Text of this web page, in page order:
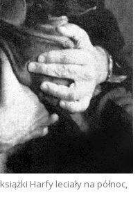
Harfy leciały na północ,